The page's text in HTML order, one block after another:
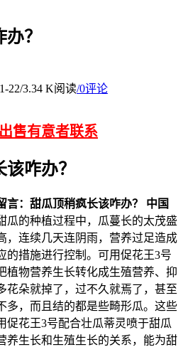
？
22/3.34 K阅读/0评论
售有意者联系
咋办？
言：甜瓜顶稍疯长该咋办？
中国
瓜的种植过程中，瓜蔓长的太茂盛
，连续几天连阴雨，营养过足造成
的措施进行控制。可用促花王3号
植物营养生长转化成生殖营养、抑
花朵就掉了，过不久就焉了，甚至
多，而且结的都是些畸形瓜。这些
促花王3号配合壮瓜蒂灵喷于甜瓜
养生长和生殖生长的关系，能为甜